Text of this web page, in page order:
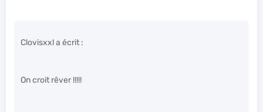
Clovisxxl a écrit :
On croit rêver !!!!!